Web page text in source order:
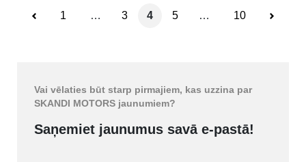
1 … 3 4 5 … 10
Vai vēlaties būt starp pirmajiem, kas uzzina par
SKANDI MOTORS jaunumiem?
Saņemiet jaunumus savā e-pastā!